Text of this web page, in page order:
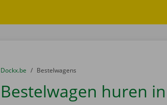
U bevindt zich hier:
van
Dockx.be naar
Bestelwagens
Bestelwagen huren